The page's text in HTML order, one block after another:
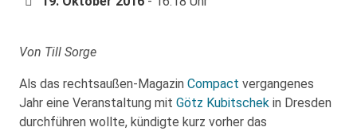
Von Till Sorge
Als das rechtsaußen-Magazin Compact vergangenes
Jahr eine Veranstaltung mit Götz Kubitschek in Dresden
durchführen wollte, kündigte kurz vorher das